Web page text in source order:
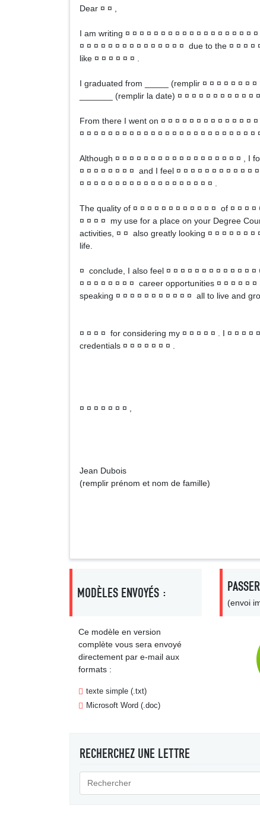
Dear ¤ ¤ ,
I am writing ¤ ¤ ¤ ¤ ¤ ¤ ¤ ¤ ¤ ¤ ¤ ¤ ¤ ¤ ¤ ¤ ¤ ¤
¤ ¤ ¤ ¤ ¤ ¤ ¤ ¤ ¤ ¤ ¤ ¤ ¤ ¤ ¤ due to the ¤ ¤ ¤
like ¤ ¤ ¤ ¤ ¤ ¤ .
I graduated from _____ (remplir ¤ ¤ ¤ ¤ ¤ ¤ ¤
_______ (remplir la date) ¤ ¤ ¤ ¤ ¤ ¤ ¤ ¤ ¤ ¤ ¤
From there I went on ¤ ¤ ¤ ¤ ¤ ¤ ¤ ¤ ¤ ¤ ¤ ¤ ¤
¤ ¤ ¤ ¤ ¤ ¤ ¤ ¤ ¤ ¤ ¤ ¤ ¤ ¤ ¤ ¤ ¤ ¤ ¤ ¤ ¤ ¤ ¤ ¤ ¤
Although ¤ ¤ ¤ ¤ ¤ ¤ ¤ ¤ ¤ ¤ ¤ ¤ ¤ ¤ ¤ ¤ ¤ ¤ , I
¤ ¤ ¤ ¤ ¤ ¤ ¤ ¤ and I feel ¤ ¤ ¤ ¤ ¤ ¤ ¤ ¤ ¤ ¤ ¤
¤ ¤ ¤ ¤ ¤ ¤ ¤ ¤ ¤ ¤ ¤ ¤ ¤ ¤ ¤ ¤ ¤ ¤ ¤ .
The quality of ¤ ¤ ¤ ¤ ¤ ¤ ¤ ¤ ¤ ¤ ¤ ¤ of ¤ ¤ ¤
¤ ¤ ¤ ¤ my use for a place on your Degree
activities, ¤ ¤ also greatly looking ¤ ¤ ¤ ¤ ¤ ¤
life.
¤ conclude, I also feel ¤ ¤ ¤ ¤ ¤ ¤ ¤ ¤ ¤ ¤ ¤ ¤
¤ ¤ ¤ ¤ ¤ ¤ ¤ ¤ career opportunities ¤ ¤ ¤ ¤ ¤
speaking ¤ ¤ ¤ ¤ ¤ ¤ ¤ ¤ ¤ ¤ ¤ all to live and
¤ ¤ ¤ ¤ for considering my ¤ ¤ ¤ ¤ ¤ . I ¤ ¤ ¤
credentials ¤ ¤ ¤ ¤ ¤ ¤ ¤ .
¤ ¤ ¤ ¤ ¤ ¤ ¤ ,
Jean Dubois
(remplir prénom et nom de famille)
MODÈLES ENVOYÉS :
Ce modèle en version
complète vous sera envoyé
directement par e-mail aux
formats :
texte simple (.txt)
Microsoft Word (.doc)
(envoi
RECHERCHEZ UNE LETTRE